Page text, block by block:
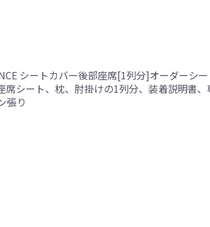
シートカバー後部座席[1列分]オーダーシ
シート、枕、肘掛けの1列分、装着説明書、
張り